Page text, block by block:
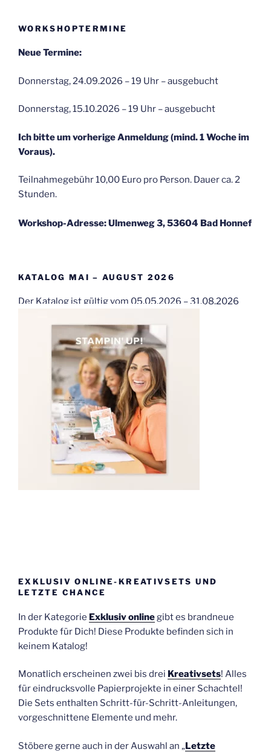
WORKSHOPTERMINE
Neue Termine:
Donnerstag, 24.09.2026 – 19 Uhr – ausgebucht
Donnerstag, 15.10.2026 – 19 Uhr – ausgebucht
Ich bitte um vorherige Anmeldung (mind. 1 Woche im
Voraus).
Teilnahmegebühr 10,00 Euro pro Person. Dauer ca. 2
Stunden.
Workshop-Adresse: Ulmenweg 3, 53604 Bad Honnef
KATALOG MAI – AUGUST 2026
Der Katalog ist gültig vom 05.05.2026 – 31.08.2026
EXKLUSIV ONLINE-KREATIVSETS UND
LETZTE CHANCE
In der Kategorie Exklusiv onlinegibt es brandneue
Produkte für Dich! Diese Produkte befinden sich in
keinem Katalog!
Monatlich erscheinen zwei bis drei Kreativsets! Alles
für eindrucksvolle Papierprojekte in einer Schachtel!
Die Sets enthalten Schritt-für-Schritt-Anleitungen,
vorgeschnittene Elemente und mehr.
Stöbere gerne auch in der Auswahl an „Letzte